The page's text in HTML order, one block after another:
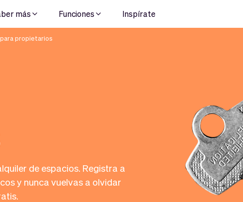
más Funciones Inspírate
propietarios
de espacios. Registra a
y nunca vuelvas a olvidar